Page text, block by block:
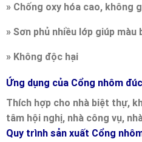
» Chống oxy hóa cao, không
» Sơn phủ nhiều lớp giúp màu
» Không độc hại
Ứng dụng của Cổng nhôm
Thích hợp cho nhà biệt thự,
tâm hội nghị, nhà công vụ,
Quy trình sản xuất Cổng